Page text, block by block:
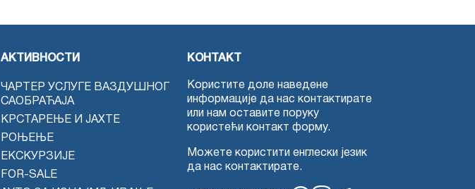
АКТИВНОСТИ
ЧАРТЕР УСЛУГЕ ВАЗДУШНОГ
САОБРАЋАЈА
КРСТАРЕЊЕ И ЈАХТЕ
РОЊЕЊЕ
ЕКСКУРЗИЈЕ
FOR-SALE
КОНТАКТ
Користите доле наведене
информације да нас контактирате
или нам оставите поруку
користећи контакт форму.
Можете користити енглески језик
да нас контактирате.